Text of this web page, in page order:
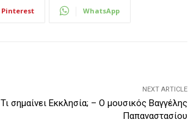
Pinterest WhatsApp
NEXT ARTICLE
Τι σημαίνει Εκκλησία; – Ο μουσικός Βαγγέλης
Παπαναστασίου